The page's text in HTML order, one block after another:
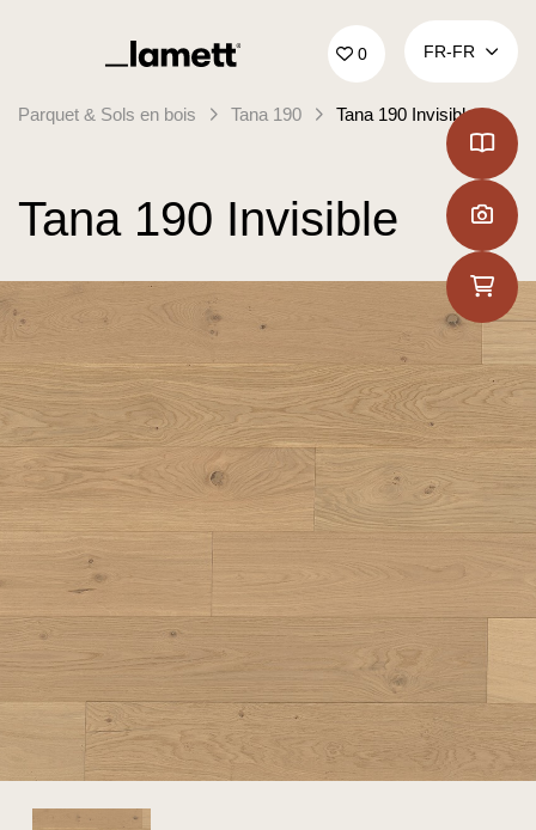
Retour à la page d'accueil 0 FR‑FR
Parquet & Sols en bois Tana 190 Tana 190 Invisible
Tana 190 Invisible